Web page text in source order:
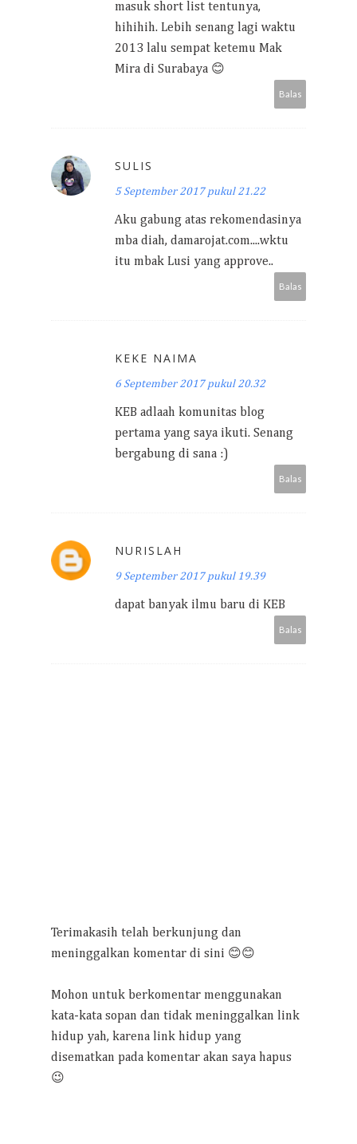
masuk short list tentunya,
hihihih. Lebih senang lagi waktu
2013 lalu sempat ketemu Mak
Mira di Surabaya 😊
Balas
SULIS
5 September 2017 pukul 21.22
Aku gabung atas rekomendasinya
mba diah, damarojat.com....wktu
itu mbak Lusi yang approve..
Balas
KEKE NAIMA
6 September 2017 pukul 20.32
KEB adlaah komunitas blog
pertama yang saya ikuti. Senang
bergabung di sana :)
Balas
NURISLAH
9 September 2017 pukul 19.39
dapat banyak ilmu baru di KEB
Balas
Terimakasih telah berkunjung dan
meninggalkan komentar di sini 😊😊
Mohon untuk berkomentar menggunakan
kata-kata sopan dan tidak meninggalkan link
hidup yah, karena link hidup yang
disematkan pada komentar akan saya hapus
😉